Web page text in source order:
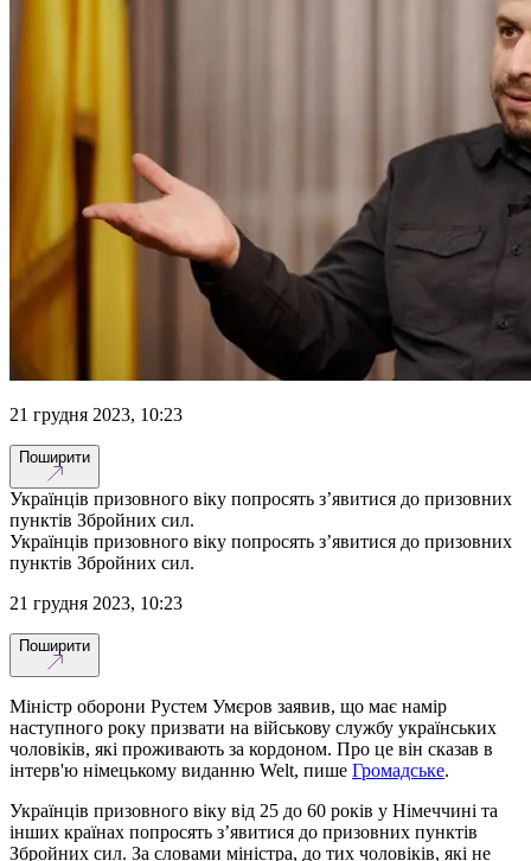
21 грудня 2023, 10:23
Поширити
Українців призовного віку попросять з’явитися до призовних
пунктів Збройних сил.
Українців призовного віку попросять з’явитися до призовних
пунктів Збройних сил.
21 грудня 2023, 10:23
Поширити
Міністр оборони Рустем Умєров заявив, що має намір
наступного року призвати на військову службу українських
чоловіків, які проживають за кордоном. Про це він сказав в
інтерв'ю німецькому виданню Welt, пише Громадське.
Українців призовного віку від 25 до 60 років у Німеччині та
інших країнах попросять з’явитися до призовних пунктів
Збройних сил. За словами міністра, до тих чоловіків, які не